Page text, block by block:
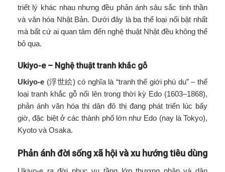
triết lý khác nhau nhưng đều phản ánh sâu sắc tinh thần
và văn hóa Nhật Bản. Dưới đây là ba thể loại nổi bật nhất
mà bất cứ ai quan tâm đến nghệ thuật Nhật đều không thể
bỏ qua.
Ukiyo-e – Nghệ thuật tranh khắc gỗ
Ukiyo-e (浮世絵) có nghĩa là “tranh thế giới phù du” – thể
loại tranh khắc gỗ nổi lên trong thời kỳ Edo (1603–1868),
phản ánh văn hóa thị dân đô thị đang phát triển lúc bấy
giờ, đặc biệt ở các thành phố lớn như Edo (nay là Tokyo),
Kyoto và Osaka.
Phản ánh đời sống xã hội và xu hướng tiêu dùng